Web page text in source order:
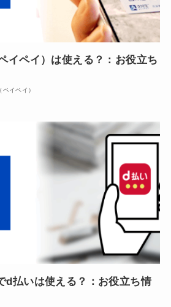
イペイ）は使える？：お役立ち
イペイ）
d払いは使える？：お役立ち情